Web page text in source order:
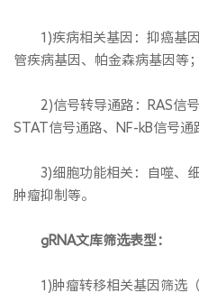
1)疾病相关基因：抑癌基因
管疾病基因、帕金森病基因等；
2)信号转导通路：RAS信号
STAT信号通路、NF-kB信号通
3)细胞功能相关：自噬、细
肿瘤抑制等。
gRNA文库筛选表型：
1)肿瘤转移相关基因筛选（